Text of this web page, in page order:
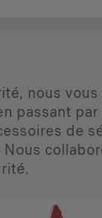
nous
passant
de